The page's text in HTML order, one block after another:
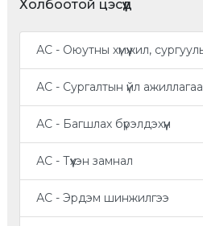
Холбоотой цэсүүд
АС - Оюутны хүмүүжил,
АС - Сургалтын үйл ажиллагаа
АС - Багшлах бүрэлдэхүүн
АС - Түүхэн замнал
АС - Эрдэм шинжилгээ